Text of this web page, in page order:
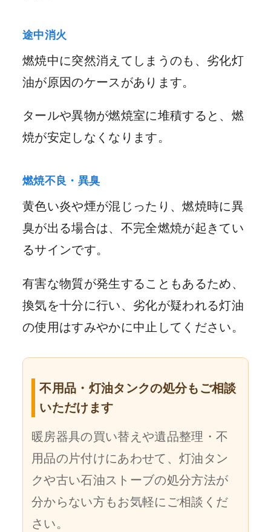
途中消火
燃焼中に突然消えてしまうのも、劣化灯
油が原因のケースがあります。
タールや異物が燃焼室に堆積すると、燃
焼が安定しなくなります。
燃焼不良・異臭
黄色い炎や煙が混じったり、燃焼時に異
臭が出る場合は、不完全燃焼が起きてい
るサインです。
有害な物質が発生することもあるため、
換気を十分に行い、劣化が疑われる灯油
の使用はすみやかに中止してください。
不用品・灯油タンクの処分もご相談
いただけます
暖房器具の買い替えや遺品整理・不
用品の片付けにあわせて、灯油タン
クや古い石油ストーブの処分方法が
分からない方もお気軽にご相談くだ
さい。